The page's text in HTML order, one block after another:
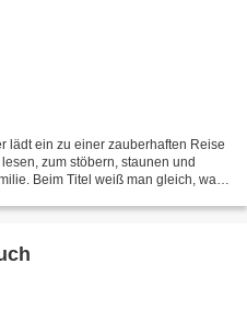
lädt ein zu einer zauberhaften Reise
zum stöbern, staunen und
Beim Titel weiß man gleich, was